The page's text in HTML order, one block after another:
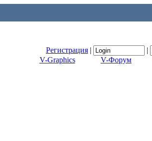
Регистрация | |
V-Graphics
V-Форум